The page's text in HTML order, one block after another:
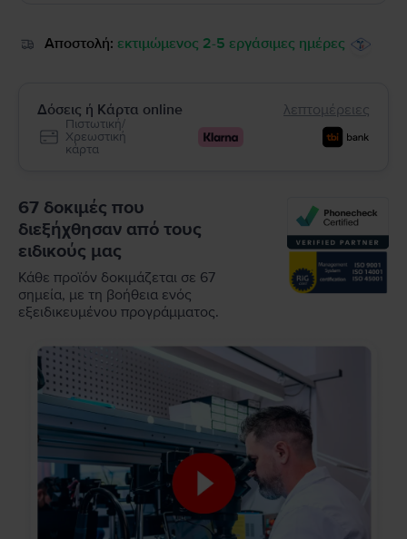
Αποστολή: εκτιμώμενος 2-5 εργάσιμες ημέρες
Δόσεις ή Κάρτα online λεπτομέρειες
Πιστωτική/
Χρεωστική
κάρτα
67 δοκιμές που
διεξήχθησαν από τους
ειδικούς μας
Κάθε προϊόν δοκιμάζεται σε 67
σημεία, με τη βοήθεια ενός
εξειδικευμένου προγράμματος.